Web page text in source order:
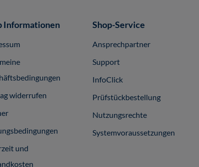
Informationen
widerrufen
und
Shop-Service
Ansprechpartner
Support
InfoClick
Prüfstückbestellung
Nutzungsrechte
Systemvoraussetzungen